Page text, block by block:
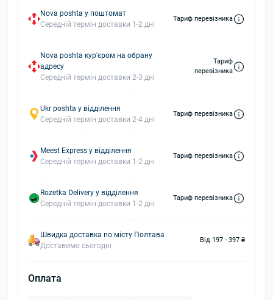
Nova poshta у поштомат
Середній термін доставки 1-2 дні
Тариф перевізника
Nova poshta кур'єром на обрану
адресу
Середній термін доставки 2-3 дні
Тариф
перевізника
Ukr poshta у відділення
Середній термін доставки 2-4 дні
Тариф перевізника
Meest Express у відділення
Середній термін доставки 1-2 дні
Тариф перевізника
Rozetka Delivery у відділення
Середній термін доставки 1-2 дні
Тариф перевізника
Швидка доставка по місту Полтава
Доставимо сьогодні
Від 197 - 397 ₴
Оплата